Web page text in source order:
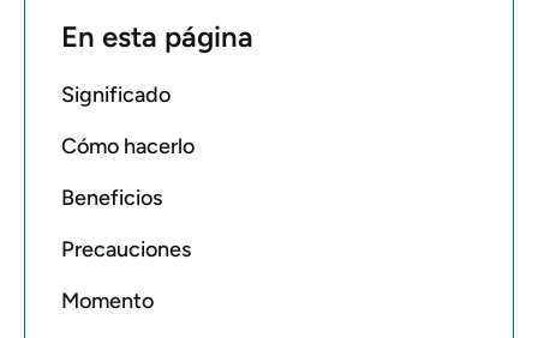
En esta página
Significado
Cómo hacerlo
Beneficios
Precauciones
Momento